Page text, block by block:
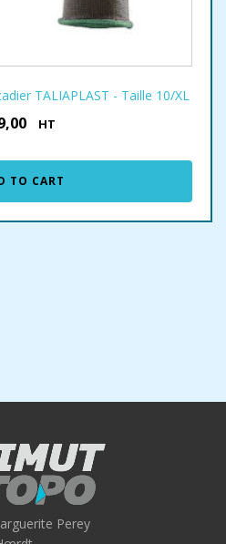
TALIAPLAST - Taille 10/XL
€ HT
TO CART
Perey